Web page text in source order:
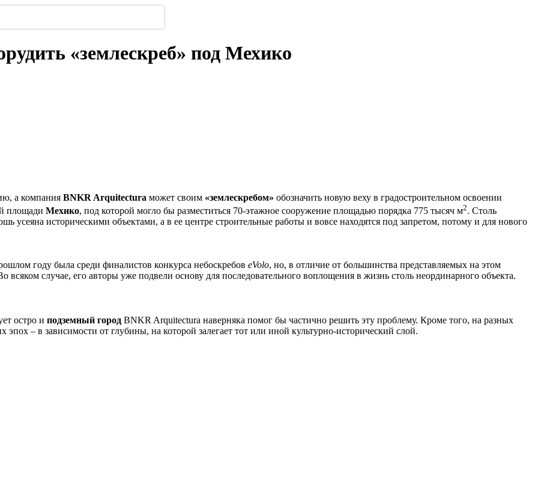
«землескреб» под Мехико
а компания BNKR Arquitectura может своим «землескребом» обозначить новую веху в градостроительном освоении
площади Мехико, под которой могло бы разместиться 70-этажное сооружение площадью порядка 775 тысяч м2. Столь
усеяна историческими объектами, а в ее центре строительные работы и вовсе находятся под запретом, потому и для нового
году была среди финалистов конкурса небоскребов eVolo, но, в отличие от большинства представляемых на этом
случае, его авторы уже подвели основу для последовательного воплощения в жизнь столь неординарного объекта.
остро и подземный город BNKR Arquitectura наверняка помог бы частично решить эту проблему. Кроме того, на разных
эпох – в зависимости от глубины, на которой залегает тот или иной культурно-исторический слой.